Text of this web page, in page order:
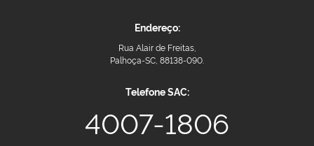
Endereço:
Rua Alair de Freitas,
Palhoça-SC, 88138-090.
Telefone SAC:
4007-1806